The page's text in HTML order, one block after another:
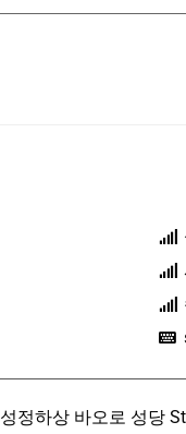
성정하상 바오로 성당